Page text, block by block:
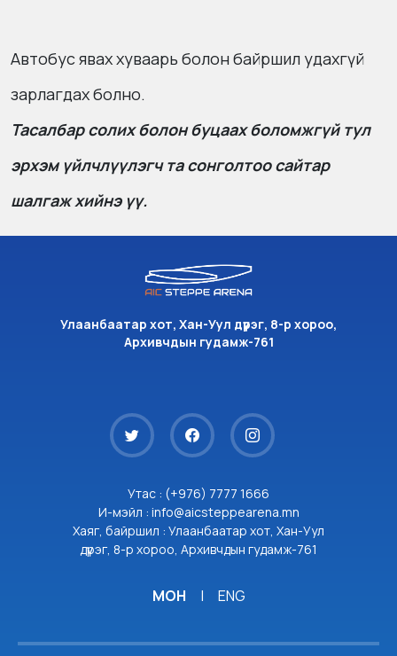
Автобус явах хуваарь болон байршил удахгүй
зарлагдах болно.
Тасалбар солих болон буцаах боломжгүй тул
эрхэм үйлчлүүлэгч та сонголтоо сайтар
шалгаж хийнэ үү.
Улаанбаатар хот, Хан-Уул дүүрэг, 8-р хороо,
Архивчдын гудамж-761
Утас : (+976) 7777 1666
И-мэйл : info@aicsteppearena.mn
Хаяг, байршил : Улаанбаатар хот, Хан-Уул
дүүрэг, 8-р хороо, Архивчдын гудамж-761
МОН | ENG